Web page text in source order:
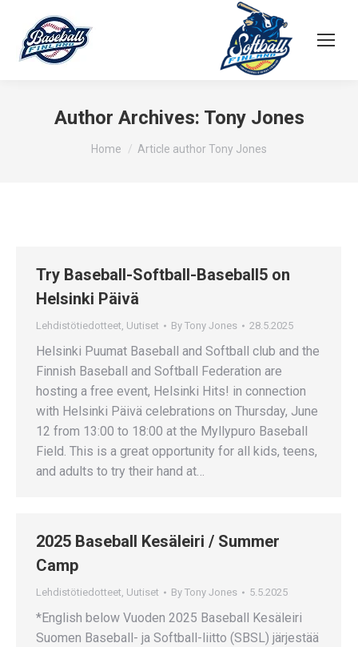
Author Archives: Tony Jones
You are here:
Home Article author Tony Jones
Try Baseball-Softball-Baseball5 on
Helsinki Päivä
Lehdistötiedotteet, Uutiset By Tony Jones 28.5.2025
Helsinki Puumat Baseball and Softball club and the
Finnish Baseball and Softball Federation are
hosting a free event, Helsinki Hits! in connection
with Helsinki Päivä celebrations on Thursday, June
12 from 13:00 to 18:00 at the Myllypuro Baseball
Field. This is a great opportunity for all kids, teens,
and adults to try their hand at…
2025 Baseball Kesäleiri / Summer
Camp
Lehdistötiedotteet, Uutiset By Tony Jones 5.5.2025
*English below Vuoden 2025 Baseball Kesäleiri
Suomen Baseball- ja Softball-liitto (SBSL) järjestää